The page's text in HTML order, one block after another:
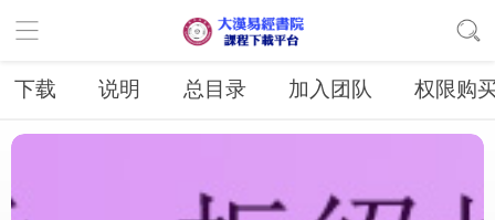
下载 说明 总目录 加入团队 权限购